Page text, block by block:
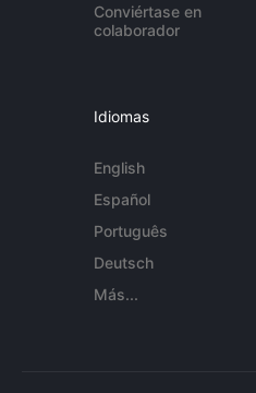
Conviértase en
colaborador
Idiomas
English
Español
Português
Deutsch
Más...